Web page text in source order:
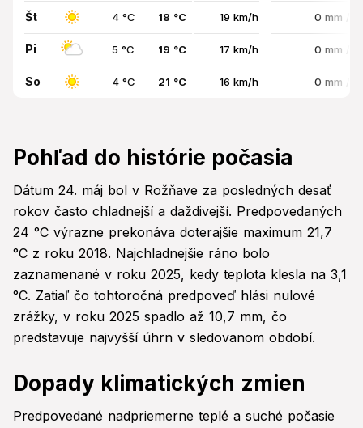
Št 4 °C 18 °C 19 km/h 0 mm /
Pi 5 °C 19 °C 17 km/h 0 mm /
So 4 °C 21 °C 16 km/h 0 mm /
Pohľad do histórie počasia
Dátum 24. máj bol v Rožňave za posledných desať
rokov často chladnejší a daždivejší. Predpovedaných
24 °C výrazne prekonáva doterajšie maximum 21,7
°C z roku 2018. Najchladnejšie ráno bolo
zaznamenané v roku 2025, kedy teplota klesla na 3,1
°C. Zatiaľ čo tohtoročná predpoveď hlási nulové
zrážky, v roku 2025 spadlo až 10,7 mm, čo
predstavuje najvyšší úhrn v sledovanom období.
Dopady klimatických zmien
Predpovedané nadpriemerne teplé a suché počasie